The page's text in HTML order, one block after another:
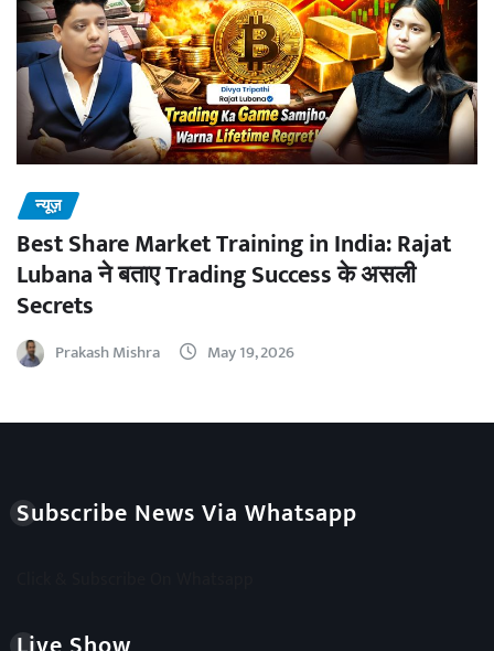
न्यूज़
Best Share Market Training in India: Rajat
Lubana ने बताए Trading Success के असली
Secrets
Prakash Mishra May 19, 2026
Subscribe News Via Whatsapp